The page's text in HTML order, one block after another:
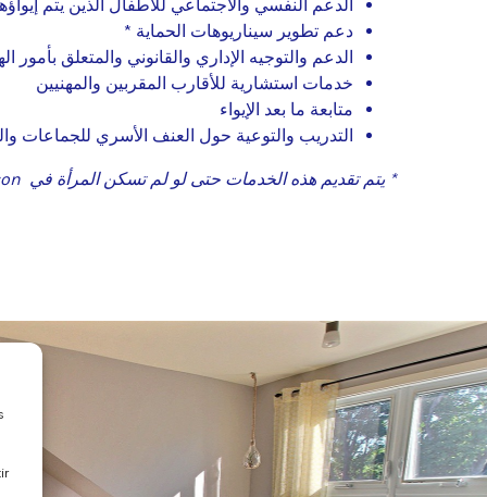
الدعم النفسي والاجتماعي للأطفال الذين يتم
دعم تطوير سيناريوهات الحماية *
الدعم والتوجيه الإداري والقانوني والمتعلق بأمور
خدمات استشارية للأقارب المقربين والمهنيين
متابعة ما بعد الإيواء
التدريب والتوعية حول العنف الأسري للجماعات
* يتم تقديم هذه الخدمات حتى لو لم تسكن المرأة في La Maison